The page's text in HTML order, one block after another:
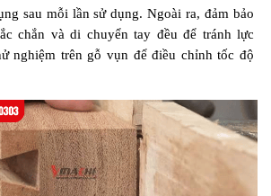
sau mỗi lần sử dụng. Ngoài ra, đảm bảo
chắn và di chuyển tay đều để tránh lực
nghiệm trên gỗ vụn để điều chỉnh tốc độ